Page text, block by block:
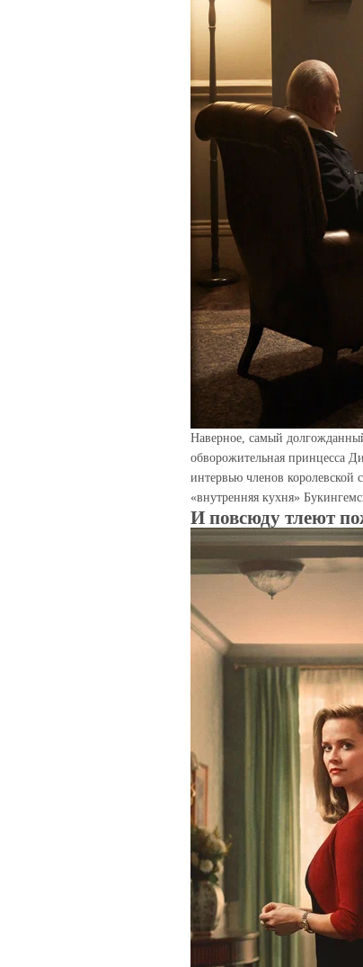
Наверное, самый
обворожительная принцесса
интервью членов королевской
«внутренняя кухня»
И повсюду тлеют